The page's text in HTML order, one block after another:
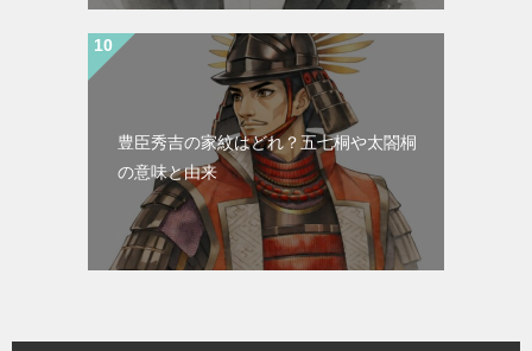
豊臣秀吉の家紋はどれ？五七桐や太閤桐
の意味と由来